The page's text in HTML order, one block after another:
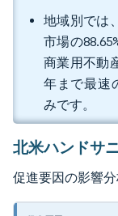
地域別では
市場の
商業用不動
年まで最速
みです。
北米ハンドサ
促進要因の影響